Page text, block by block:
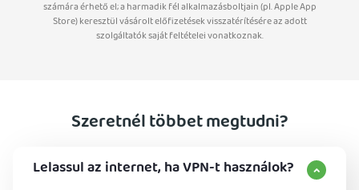
számára érhető el; a harmadik fél alkalmazásboltjain (pl. Apple App
Store) keresztül vásárolt előfizetések visszatérítésére az adott
szolgáltatók saját feltételei vonatkoznak.
Szeretnél többet megtudni?
Lelassul az internet, ha VPN-t használok?